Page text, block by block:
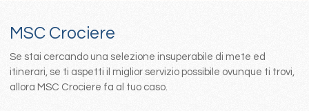
MSC Crociere
Se stai cercando una selezione insuperabile di mete ed
itinerari, se ti aspetti il miglior servizio possibile ovunque ti trovi,
allora MSC Crociere fa al tuo caso.